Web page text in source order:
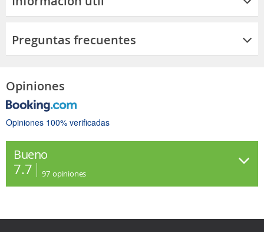
Preguntas frecuentes
Opiniones
Opiniones 100% verificadas
Bueno
7.7 97 opiniones